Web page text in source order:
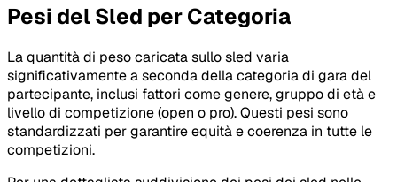
Pesi del Sled per Categoria
La quantità di peso caricata sullo sled varia
significativamente a seconda della categoria di gara del
partecipante, inclusi fattori come genere, gruppo di età e
livello di competizione (open o pro). Questi pesi sono
standardizzati per garantire equità e coerenza in tutte le
competizioni.